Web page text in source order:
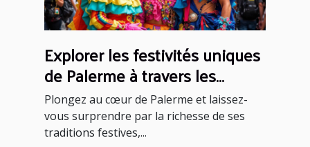
Explorer les festivités uniques
de Palerme à travers les
saisons
Plongez au cœur de Palerme et laissez-
vous surprendre par la richesse de ses
traditions festives,...